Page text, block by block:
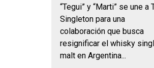
“Tegui” y “Marti” se une a
Singleton para una
colaboración que busca
resignificar el whisky
malt en Argentina...